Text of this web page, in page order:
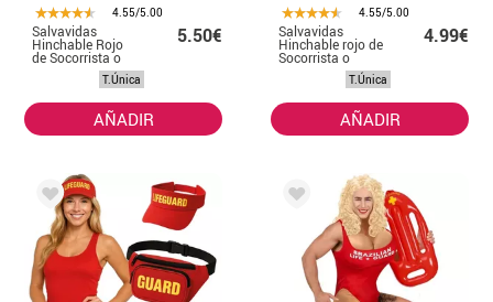
4.55/5.00
Salvavidas
Hinchable Rojo
de Socorrista o
Vigilante de la
Playa de 73 cm
5.50€
T.Única
AÑADIR
4.55/5.00
Salvavidas
Hinchable rojo de
Socorrista o
Vigilante de la
Playa de 71 cm
4.99€
T.Única
AÑADIR